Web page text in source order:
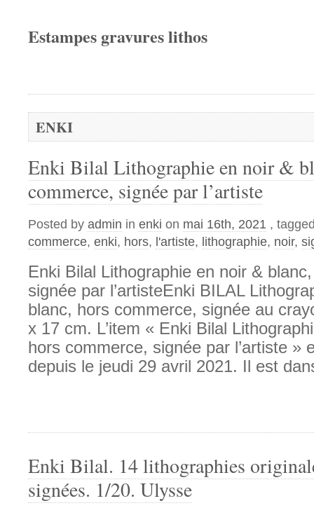
Estampes gravures lithos
ENKI
Enki Bilal Lithographie en noir &
commerce, signée par l’artiste
Posted by admin in enki on mai 16th, 2021 ,
commerce, enki, hors, l'artiste, lithographie, noir,
Enki Bilal Lithographie en noir &
signée par l’artisteEnki BILAL
blanc, hors commerce, signée au
x 17 cm. L’item « Enki Bilal
hors commerce, signée par l’artiste »
depuis le jeudi 29 avril 2021. Il est
Enki Bilal. 14 lithographies
signées. 1/20. Ulysse